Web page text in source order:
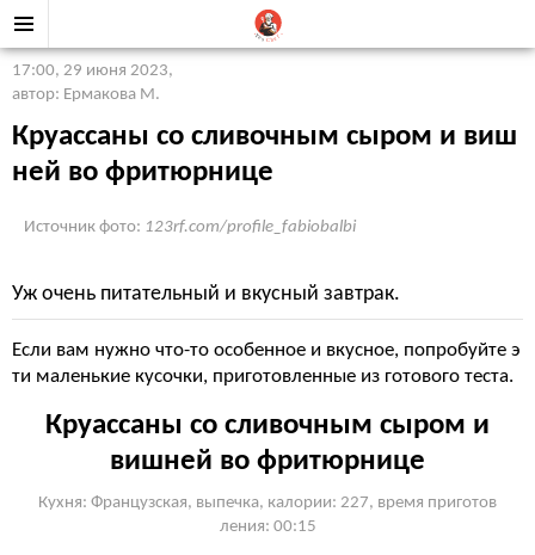
17:00, 29 июня 2023,
автор: Ермакова М.
Круассаны со сливочным сыром и виш
ней во фритюрнице
Источник фото: 123rf.com/profile_fabiobalbi
Уж очень питательный и вкусный завтрак.
Если вам нужно что-то особенное и вкусное, попробуйте э
ти маленькие кусочки, приготовленные из готового теста.
Круассаны со сливочным сыром и
вишней во фритюрнице
Кухня: Французская, выпечка, калории: 227, время приготов
ления: 00:15